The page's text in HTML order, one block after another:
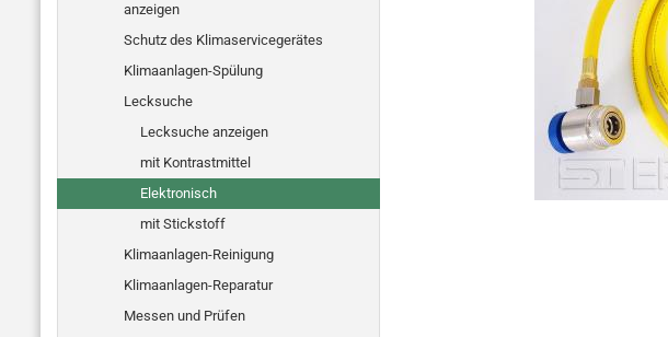
anzeigen
Schutz des Klimaservicegerätes
Klimaanlagen-Spülung
Lecksuche
Lecksuche anzeigen
mit Kontrastmittel
Elektronisch
mit Stickstoff
Klimaanlagen-Reinigung
Klimaanlagen-Reparatur
Messen und Prüfen